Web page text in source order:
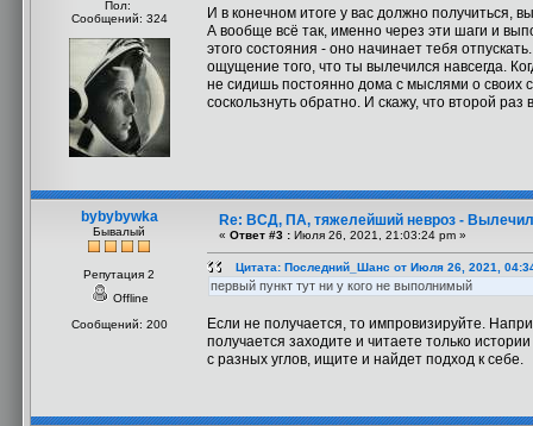
Пол:
Сообщений: 324
И в конечном итоге у вас должно получиться,
А вообще всё так, именно через эти шаги и
этого состояния - оно начинает тебя
ощущение того, что ты вылечился навсегда.
не сидишь постоянно дома с мыслями о своих
соскользнуть обратно. И скажу, что второй
bybybywka
Бывалый
Репутация 2
Offline
Сообщений: 200
Re: ВСД, ПА, тяжелейший невроз -
« Ответ #3 : Июля 26, 2021, 21:03:24 pm »
Цитата: Последний_Шанс от Июля 26, 2021,
первый пункт тут ни у кого не выполнимый
Если не получается, то импровизируйте.
получается заходите и читаете только
с разных углов, ищите и найдет подход к себе.